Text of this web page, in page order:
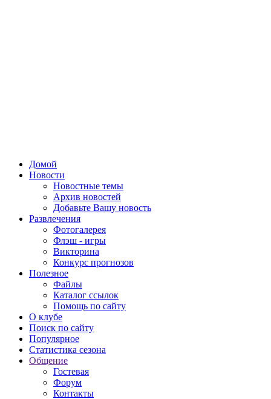
Домой
Новости
Новостные темы
Архив новостей
Добавьте Вашу новость
Развлечения
Фотогалерея
Флэш - игры
Викторина
Конкурс прогнозов
Полезное
Файлы
Каталог ссылок
Помощь по сайту
О клубе
Поиск по сайту
Популярное
Статистика сезона
Общение
Гостевая
Форум
Контакты